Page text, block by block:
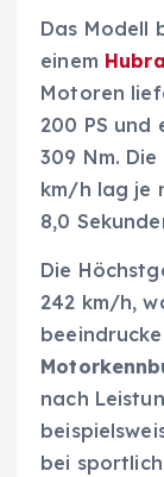
Das Modell
einem
Motoren
200 PS und
309 Nm.
km/h lag je
8,0
Die
242 km/h,
nach
bei